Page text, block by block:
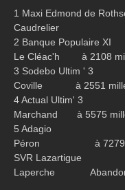
1 Maxi Edmond de
Caudrelier
2 Banque Populaire XI
Le Cléac'h        à 2108
3 Sodebo Ultim ' 3
Coville            à 2551
4 Actual Ultim' 3
Marchand       à 5575
5 Adagio
Péron                    à
SVR Lazartigue
Laperche